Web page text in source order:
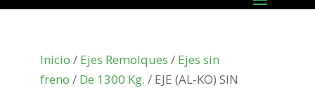
Inicio / Ejes Remolques / Ejes sin
freno / De 1300 Kg. / EJE (AL-KO) SIN